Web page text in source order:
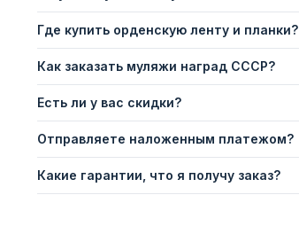
Где купить орденскую ленту и планки?
Как заказать муляжи наград СССР?
Есть ли у вас скидки?
Отправляете наложенным платежом?
Какие гарантии, что я получу заказ?